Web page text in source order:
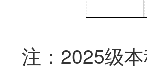
注：2025级